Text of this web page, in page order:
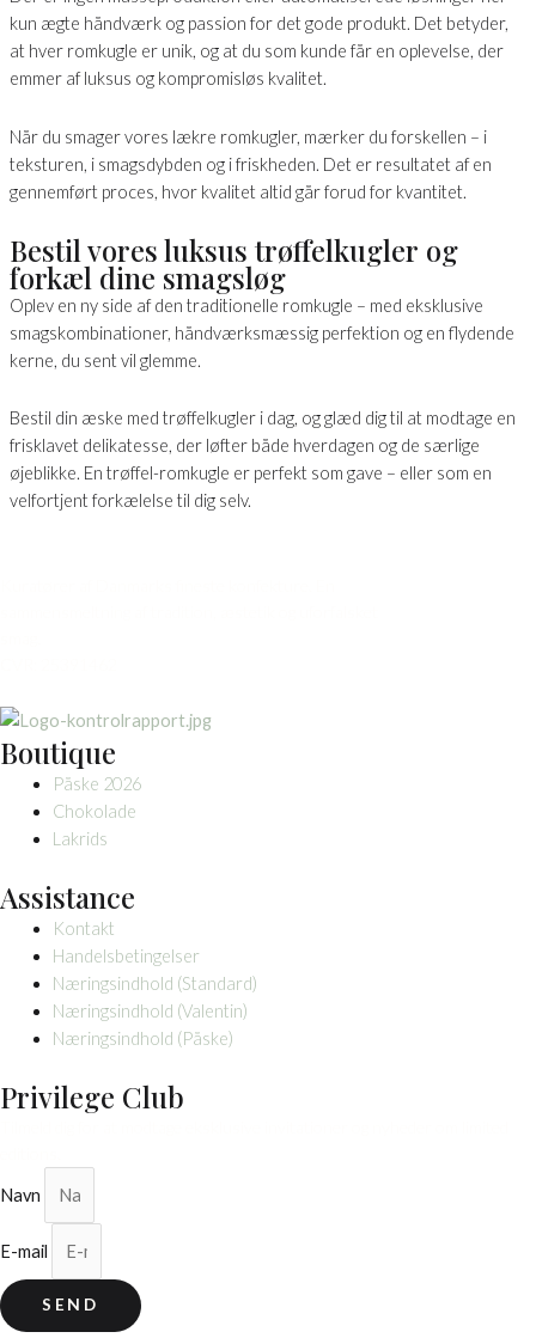
kun ægte håndværk og passion for det gode produkt. Det betyder,
at hver romkugle er unik, og at du som kunde får en oplevelse, der
emmer af luksus og kompromisløs kvalitet.
Når du smager vores lækre romkugler, mærker du forskellen – i
teksturen, i smagsdybden og i friskheden. Det er resultatet af en
gennemført proces, hvor kvalitet altid går forud for kvantitet.
Bestil vores luksus trøffelkugler og
forkæl dine smagsløg
Oplev en ny side af den traditionelle romkugle – med eksklusive
smagskombinationer, håndværksmæssig perfektion og en flydende
kerne, du sent vil glemme.
Bestil din æske med trøffelkugler i dag, og glæd dig til at modtage en
frisklavet delikatesse, der løfter både hverdagen og de særlige
øjeblikke. En trøffel-romkugle er perfekt som gave – eller som en
velfortjent forkælelse til dig selv.
Boutique
Påske 2026
Chokolade
Lakrids
Assistance
Kontakt
Handelsbetingelser
Næringsindhold (Standard)
Næringsindhold (Valentin)
Næringsindhold (Påske)
Privilege Club
Navn
E-mail
SEND